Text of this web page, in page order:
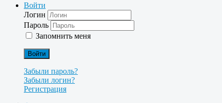
Войти
Логин
Пароль
Запомнить меня
Войти
Забыли пароль?
Забыли логин?
Регистрация